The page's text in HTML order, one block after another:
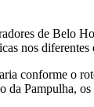
de Belo
nos
conforme o
da Pampulha,